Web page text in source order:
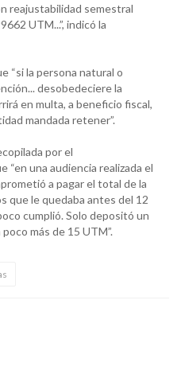
reajustabilidad semestral
UTM...”, indicó la
“si la persona natural o
desobedeciere la
en multa, a beneficio fiscal,
mandada retener”.
por el
“en una audiencia realizada el
a pagar el total de la
que le quedaba antes del 12
cumplió. Solo depositó un
más de 15 UTM”.